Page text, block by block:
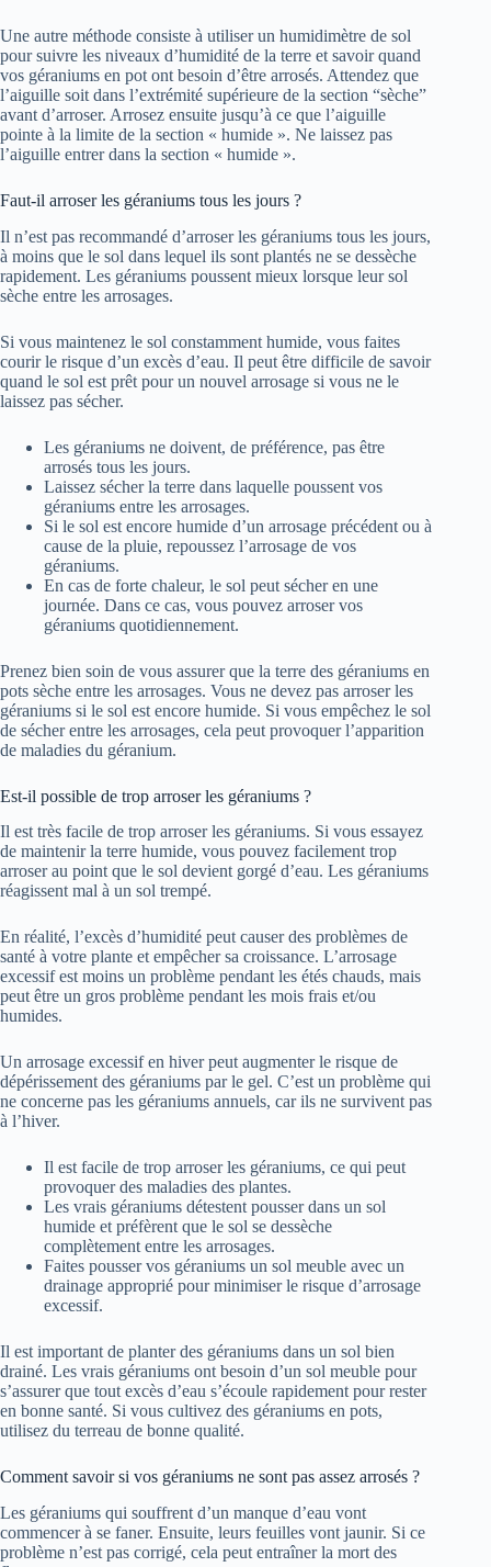
Une autre méthode consiste à utiliser un humidimètre de sol
pour suivre les niveaux d’humidité de la terre et savoir quand
vos géraniums en pot ont besoin d’être arrosés. Attendez que
l’aiguille soit dans l’extrémité supérieure de la section “sèche”
avant d’arroser. Arrosez ensuite jusqu’à ce que l’aiguille
pointe à la limite de la section « humide ». Ne laissez pas
l’aiguille entrer dans la section « humide ».
Faut-il arroser les géraniums tous les jours ?
Il n’est pas recommandé d’arroser les géraniums tous les jours,
à moins que le sol dans lequel ils sont plantés ne se dessèche
rapidement. Les géraniums poussent mieux lorsque leur sol
sèche entre les arrosages.
Si vous maintenez le sol constamment humide, vous faites
courir le risque d’un excès d’eau. Il peut être difficile de savoir
quand le sol est prêt pour un nouvel arrosage si vous ne le
laissez pas sécher.
Les géraniums ne doivent, de préférence, pas être
arrosés tous les jours.
Laissez sécher la terre dans laquelle poussent vos
géraniums entre les arrosages.
Si le sol est encore humide d’un arrosage précédent ou à
cause de la pluie, repoussez l’arrosage de vos
géraniums.
En cas de forte chaleur, le sol peut sécher en une
journée. Dans ce cas, vous pouvez arroser vos
géraniums quotidiennement.
Prenez bien soin de vous assurer que la terre des géraniums en
pots sèche entre les arrosages. Vous ne devez pas arroser les
géraniums si le sol est encore humide. Si vous empêchez le sol
de sécher entre les arrosages, cela peut provoquer l’apparition
de maladies du géranium.
Est-il possible de trop arroser les géraniums ?
Il est très facile de trop arroser les géraniums. Si vous essayez
de maintenir la terre humide, vous pouvez facilement trop
arroser au point que le sol devient gorgé d’eau. Les géraniums
réagissent mal à un sol trempé.
En réalité, l’excès d’humidité peut causer des problèmes de
santé à votre plante et empêcher sa croissance. L’arrosage
excessif est moins un problème pendant les étés chauds, mais
peut être un gros problème pendant les mois frais et/ou
humides.
Un arrosage excessif en hiver peut augmenter le risque de
dépérissement des géraniums par le gel. C’est un problème qui
ne concerne pas les géraniums annuels, car ils ne survivent pas
à l’hiver.
Il est facile de trop arroser les géraniums, ce qui peut
provoquer des maladies des plantes.
Les vrais géraniums détestent pousser dans un sol
humide et préfèrent que le sol se dessèche
complètement entre les arrosages.
Faites pousser vos géraniums un sol meuble avec un
drainage approprié pour minimiser le risque d’arrosage
excessif.
Il est important de planter des géraniums dans un sol bien
drainé. Les vrais géraniums ont besoin d’un sol meuble pour
s’assurer que tout excès d’eau s’écoule rapidement pour rester
en bonne santé. Si vous cultivez des géraniums en pots,
utilisez du terreau de bonne qualité.
Comment savoir si vos géraniums ne sont pas assez arrosés ?
Les géraniums qui souffrent d’un manque d’eau vont
commencer à se faner. Ensuite, leurs feuilles vont jaunir. Si ce
problème n’est pas corrigé, cela peut entraîner la mort des